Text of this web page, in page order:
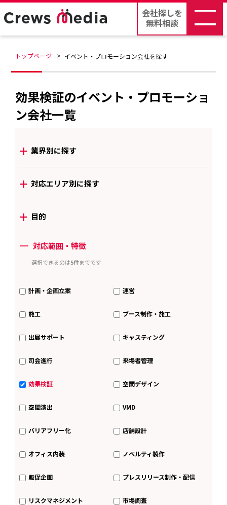
会社探しを
無料相談
トップページ イベント・プロモーション会社を探す
効果検証のイベント・プロモーショ
ン会社一覧
+ 業界別に探す
+ 対応エリア別に探す
+ 目的
ー 対応範囲・特徴
選択できるのは5件までです
計画・企画立案 運営
施工 ブース制作・施工
出展サポート キャスティング
司会進行 来場者管理
効果検証 空間デザイン
空間演出 VMD
バリアフリー化 店舗設計
オフィス内装 ノベルティ製作
販促企画 プレスリリース制作・配信
リスクマネジメント 市場調査